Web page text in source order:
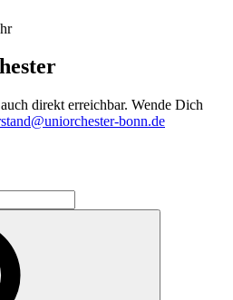
direkt erreichbar. Wende Dich
bonn.de